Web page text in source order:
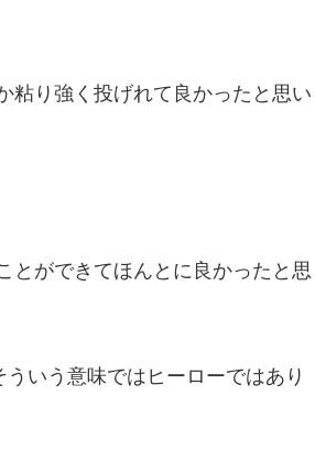
粘り強く投げれて良かったと思い
とができてほんとに良かったと思
いう意味ではヒーローではあり